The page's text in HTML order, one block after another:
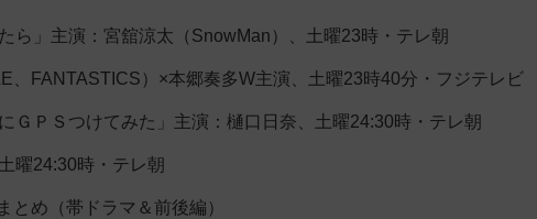
ら」主演：宮舘涼太（SnowMan）、土曜23時・テレ朝
、FANTASTICS）×本郷奏多W主演、土曜23時40分・フジテレビ
ＧＰＳつけてみた」主演：樋口日奈、土曜24:30時・テレ朝
曜24:30時・テレ朝
め（帯ドラマ＆前後編）